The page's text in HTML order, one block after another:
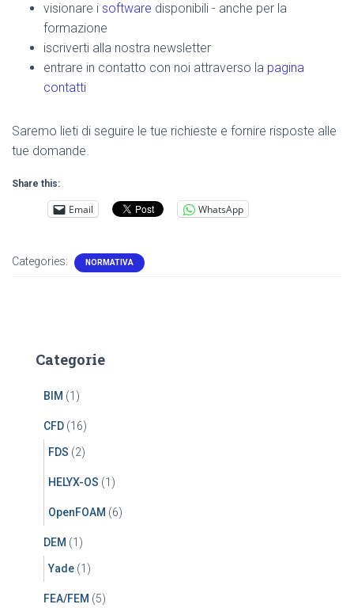
visionare i software disponibili - anche per la
formazione
iscriverti alla nostra newsletter
entrare in contatto con noi attraverso la pagina
contatti
Saremo lieti di seguire le tue richieste e fornire risposte alle
tue domande.
Share this:
Email WhatsApp
Categories: NORMATIVA
Categorie
BIM (1)
CFD (16)
FDS (2)
HELYX-OS (1)
OpenFOAM (6)
DEM (1)
Yade (1)
FEA/FEM (5)